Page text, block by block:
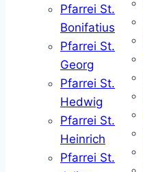
Pfarrei St.
Bonifatius
Pfarrei St.
Georg
Pfarrei St.
Hedwig
Pfarrei St.
Heinrich
Pfarrei St.